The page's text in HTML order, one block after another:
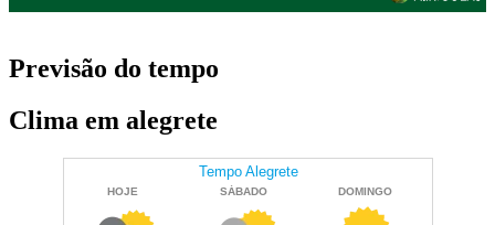
Previsão do tempo
Clima em alegrete